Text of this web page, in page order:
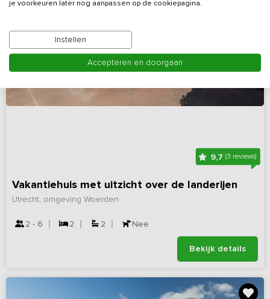
9,7(3 reviews)
Vakantiehuis met uitzicht over de landerijen
Utrecht, omgeving Woerden
2 - 6 2 2 Nee
Bekijk details
je voorkeuren later nog aanpassen op de cookiepagina.
Instellen
Accepteren en doorgaan